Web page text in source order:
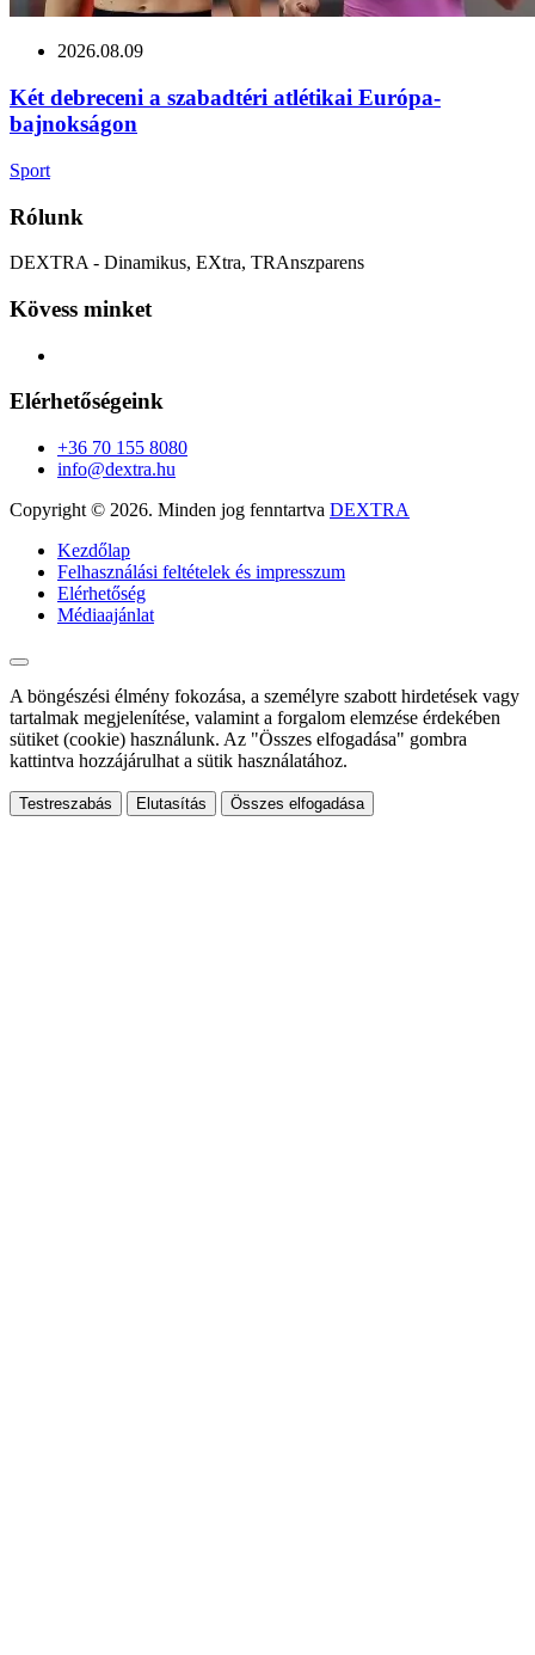
2026.08.09
Két debreceni a szabadtéri atlétikai Európa-
bajnokságon
Sport
Rólunk
DEXTRA - Dinamikus, EXtra, TRAnszparens
Kövess minket
Elérhetőségeink
+36 70 155 8080
info@dextra.hu
Copyright © 2026. Minden jog fenntartva DEXTRA
Kezdőlap
Felhasználási feltételek és impresszum
Elérhetőség
Médiaajánlat
A böngészési élmény fokozása, a személyre szabott hirdetések vagy
tartalmak megjelenítése, valamint a forgalom elemzése érdekében
sütiket (cookie) használunk. Az "Összes elfogadása" gombra
kattintva hozzájárulhat a sütik használatához.
Testreszabás Elutasítás Összes elfogadása